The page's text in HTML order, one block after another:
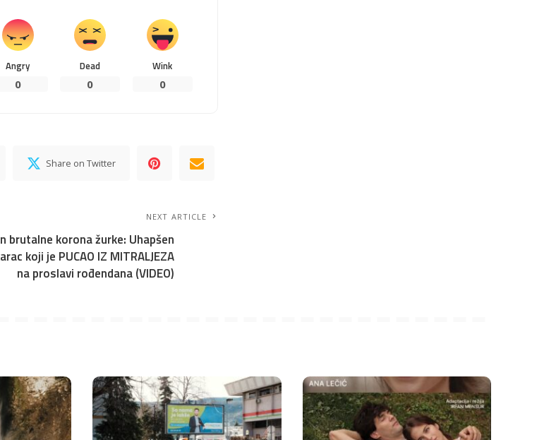
Angry
0
Dead
0
Wink
0
Share on Twitter
NEXT ARTICLE
brutalne korona žurke: Uhapšen
koji je PUCAO IZ MITRALJEZA
na proslavi rođendana (VIDEO)